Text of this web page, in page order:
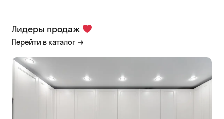
Лидеры продаж
Перейти в каталог